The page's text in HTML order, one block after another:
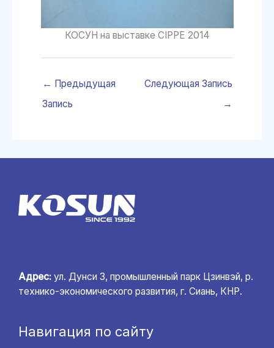
КОСУН на выставке CIPPE 2014
← Предыдущая
Запись
Следующая Запись
→
Адрес: ул. Дунси 3, промышленный парк Цзинвэй, р.
технико-экономического развития, г. Сиань, КНР.
Навигация по сайту